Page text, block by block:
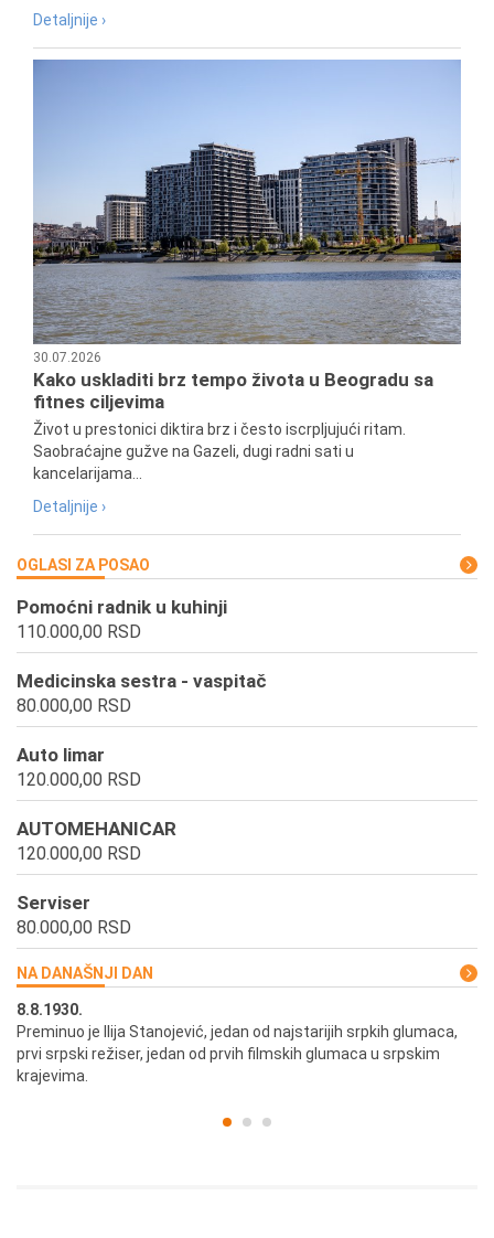
Detaljnije ›
30.07.2026
Kako uskladiti brz tempo života u Beogradu sa
fitnes ciljevima
Život u prestonici diktira brz i često iscrpljujući ritam.
Saobraćajne gužve na Gazeli, dugi radni sati u
kancelarijama...
Detaljnije ›
OGLASI ZA POSAO
Pomoćni radnik u kuhinji
110.000,00 RSD
Medicinska sestra - vaspitač
80.000,00 RSD
Auto limar
120.000,00 RSD
AUTOMEHANICAR
120.000,00 RSD
Serviser
80.000,00 RSD
NA DANAŠNJI DAN
8.8.1930.
Preminuo je Ilija Stanojević, jedan od najstarijih srpkih glumaca,
prvi srpski režiser, jedan od prvih filmskih glumaca u srpskim
krajevima.